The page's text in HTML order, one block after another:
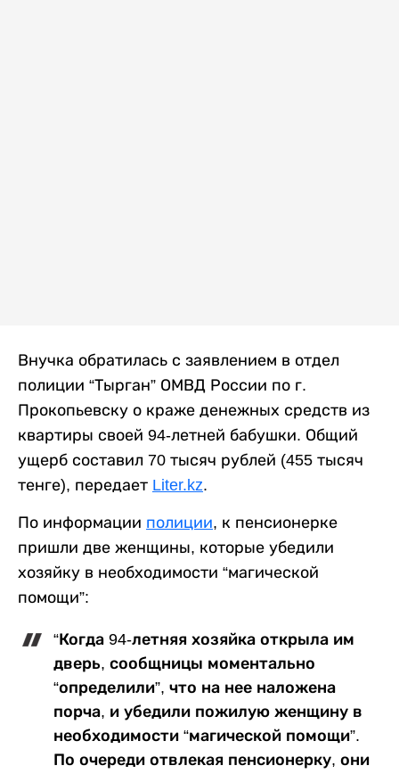
Внучка обратилась с заявлением в отдел
полиции “Тырган” ОМВД России по г.
Прокопьевску о краже денежных средств из
квартиры своей 94-летней бабушки. Общий
ущерб составил 70 тысяч рублей (455 тысяч
тенге), передает Liter.kz.
По информации полиции, к пенсионерке
пришли две женщины, которые убедили
хозяйку в необходимости “магической
помощи”:
“Когда 94-летняя хозяйка открыла им
дверь, сообщницы моментально
“определили”, что на нее наложена
порча, и убедили пожилую женщину в
необходимости “магической помощи”.
По очереди отвлекая пенсионерку, они